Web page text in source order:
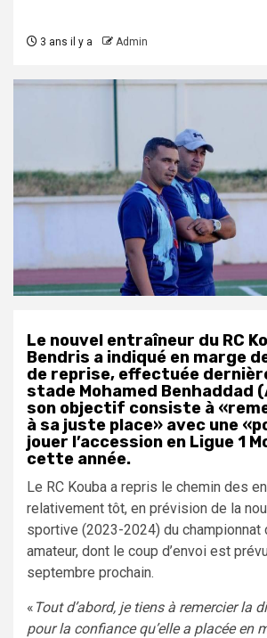
3 ans il y a Admin
Le nouvel entraîneur du RC
Bendris a indiqué en marge
de reprise, effectuée
stade Mohamed Benhaddad
son objectif consiste à
à sa juste place» avec une
jouer l’accession en Ligue 1
cette année.
Le RC Kouba a repris le chemin des
relativement tôt, en prévision de la
sportive (2023-2024) du championnat
amateur, dont le coup d’envoi est
septembre prochain.
« Tout d’abord, je tiens à remercier la
pour la confiance qu’elle a placée en